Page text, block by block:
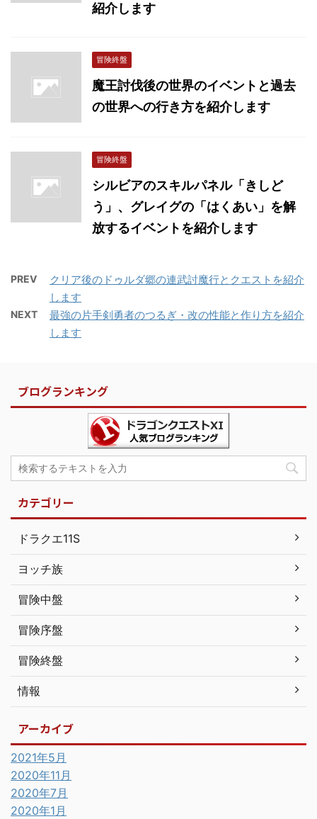
紹介します
冒険終盤
魔王討伐後の世界のイベントと過去
の世界への行き方を紹介します
冒険終盤
シルビアのスキルパネル「きしど
う」、グレイグの「はくあい」を解
放するイベントを紹介します
PREV
クリア後のドゥルダ郷の連武討魔行とクエストを紹介
します
NEXT
最強の片手剣勇者のつるぎ・改の性能と作り方を紹介
します
ブログランキング
カテゴリー
ドラクエ11S
ヨッチ族
冒険中盤
冒険序盤
冒険終盤
情報
アーカイブ
2021年5月
2020年11月
2020年7月
2020年1月